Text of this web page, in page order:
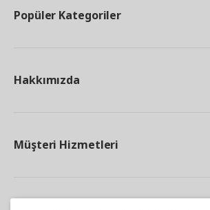
Popüler Kategoriler
Hakkımızda
Müşteri Hizmetleri